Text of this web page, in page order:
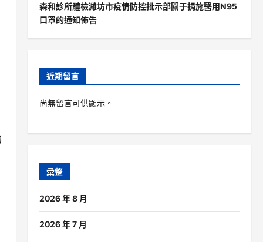
森和診所體檢濰坊市疫情防控批示部關于捐施醫用N95
口罩的通知佈告
近期留言
尚無留言可供顯示。
彙整
2026 年 8 月
2026 年 7 月